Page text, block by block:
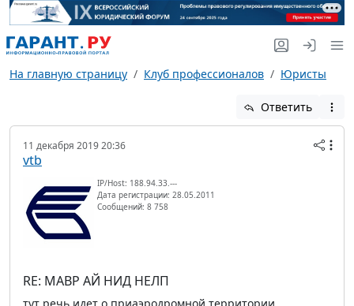
На главную страницу Клуб профессионалов Юристы
Ответить
11 декабря 2019 20:36
vtb
IP/Host: 188.94.33.---
Дата регистрации: 28.05.2011
Сообщений: 8 758
RE: МАВР АЙ НИД НЕЛП